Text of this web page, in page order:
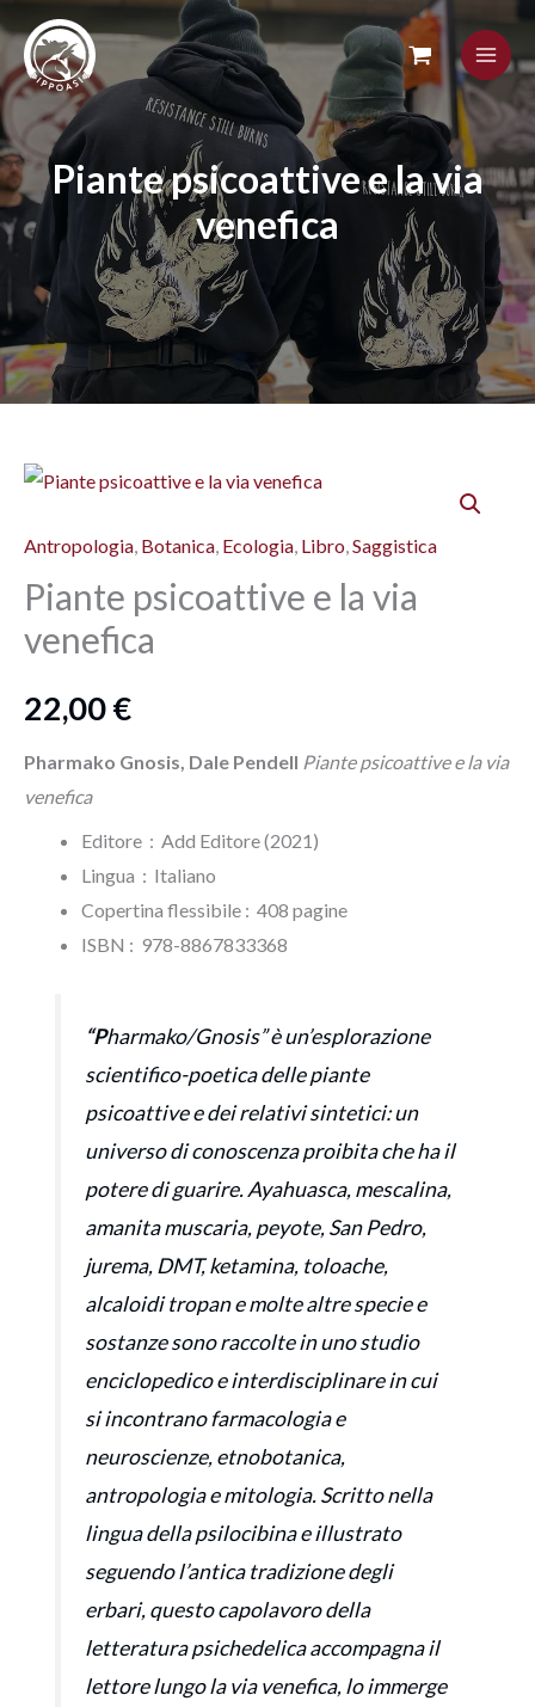
content
Piante psicoattive e la via
venefica
Antropologia, Botanica, Ecologia, Libro,Saggistica
Piante psicoattive e la via
venefica
22,00€
Pharmako Gnosis, Dale Pendell Piante psicoattive e la via
venefica
Editore ‏ : ‎ Add Editore (2021)
Lingua ‏ : ‎ Italiano
Copertina flessibile : ‎ 408 pagine
ISBN‏ : ‎ 978-8867833368
“Pharmako/Gnosis” è un’esplorazione
scientifico-poetica delle piante
psicoattive e dei relativi sintetici: un
universo di conoscenza proibita che ha il
potere di guarire. Ayahuasca, mescalina,
amanita muscaria, peyote, San Pedro,
jurema, DMT, ketamina, toloache,
alcaloidi tropan e molte altre specie e
sostanze sono raccolte in uno studio
enciclopedico e interdisciplinare in cui
si incontrano farmacologia e
neuroscienze, etnobotanica,
antropologia e mitologia. Scritto nella
lingua della psilocibina e illustrato
seguendo l’antica tradizione degli
erbari, questo capolavoro della
letteratura psichedelica accompagna il
lettore lungo la via venefica, lo immerge